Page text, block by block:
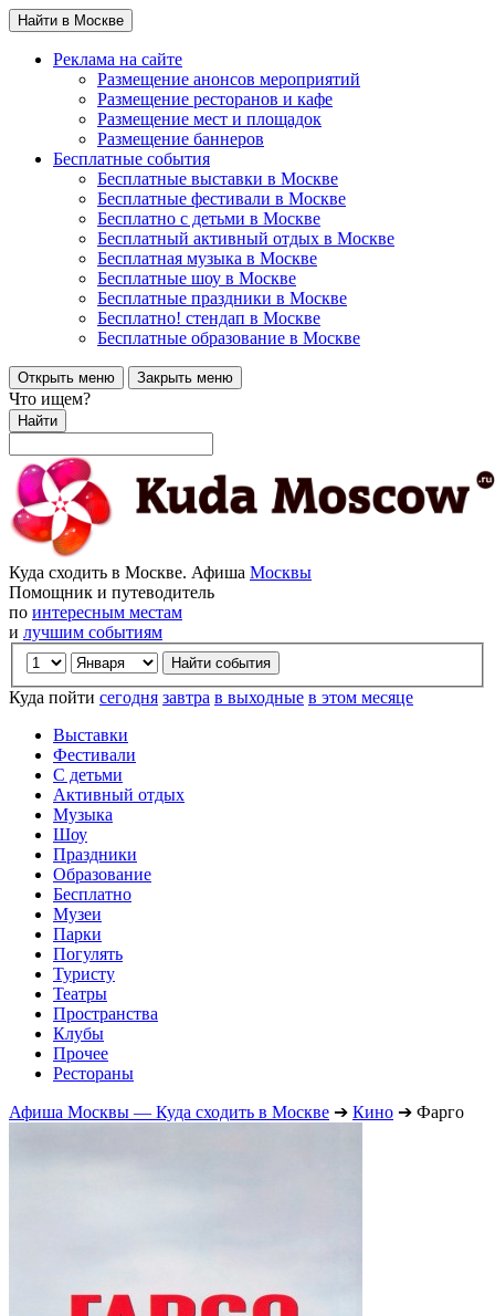
Найти в Москве
Реклама на сайте
Размещение анонсов мероприятий
Размещение ресторанов и кафе
Размещение мест и площадок
Размещение баннеров
Бесплатные события
Бесплатные выставки в Москве
Бесплатные фестивали в Москве
Бесплатно с детьми в Москве
Бесплатный активный отдых в Москве
Бесплатная музыка в Москве
Бесплатные шоу в Москве
Бесплатные праздники в Москве
Бесплатно! стендап в Москве
Бесплатные образование в Москве
Открыть меню Закрыть меню
Что ищем?
Найти
Куда сходить в Москве. Афиша Москвы
Помощник и путеводитель
по интересным местам
и лучшим событиям
Куда пойти сегодня завтра в выходные в этом месяце
Выставки
Фестивали
С детьми
Активный отдых
Музыка
Шоу
Праздники
Образование
Бесплатно
Музеи
Парки
Погулять
Туристу
Театры
Пространства
Клубы
Прочее
Рестораны
Афиша Москвы — Куда сходить в Москве ➔ Кино ➔ Фарго